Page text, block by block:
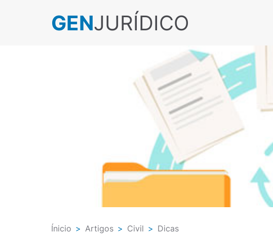
GENJURÍDICO
Ínicio > Artigos > Civil > Dicas